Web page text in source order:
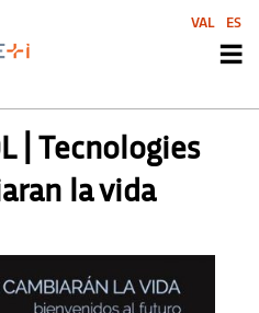
| Tecnologies
la vida
VAL ES